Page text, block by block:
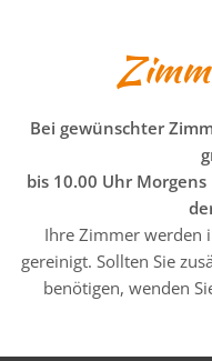
Bei gewünschter
bis 10.00 Uhr
Ihre Zimmer werden
gereinigt. Sollten Sie
benötigen, wenden